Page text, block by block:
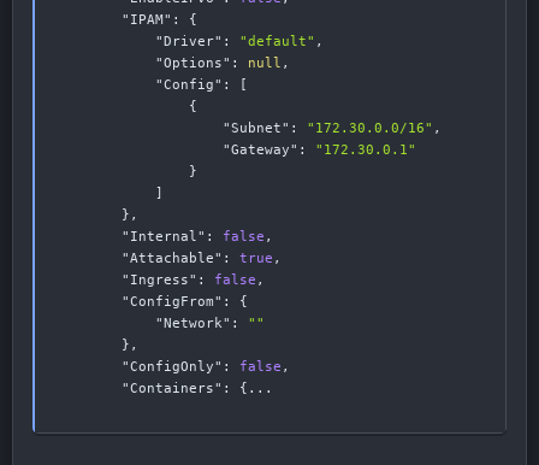
"IPAM" :
{
"Driver" : "default" ,
"Options" : null ,
"Config" :
[
{
"Subnet" : "172.30.0.0/16" ,
"Gateway" :
"172.30.0.1"
}
]
} ,
"Internal" : false ,
"Attachable" : true ,
"Ingress" : false ,
"ConfigFrom" :
{
"Network" :
""
} ,
"ConfigOnly" : false ,
"Containers" : { ...